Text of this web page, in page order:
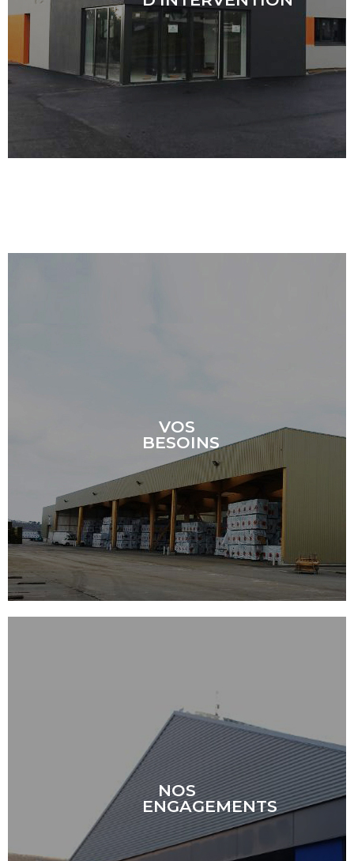
VOS
BESOINS
NOS
ENGAGEMENTS